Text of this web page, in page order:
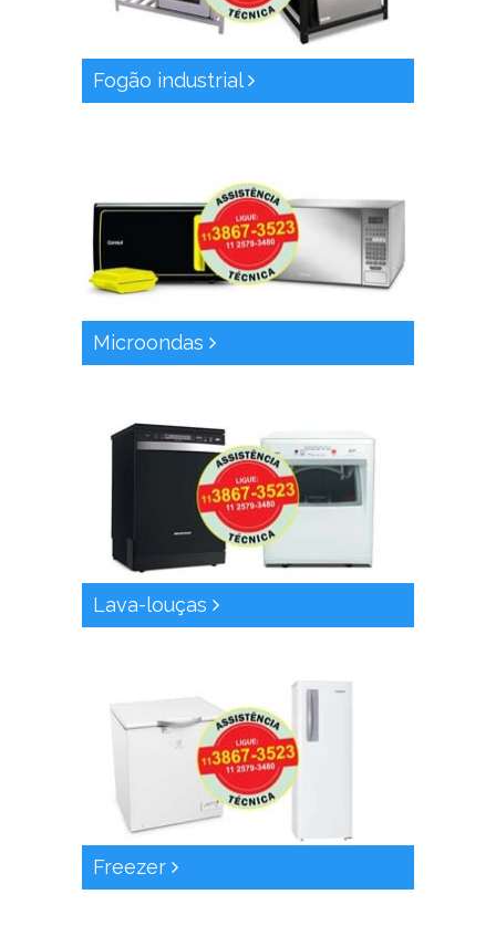
Fogão industrial
Microondas
Lava-louças
Freezer